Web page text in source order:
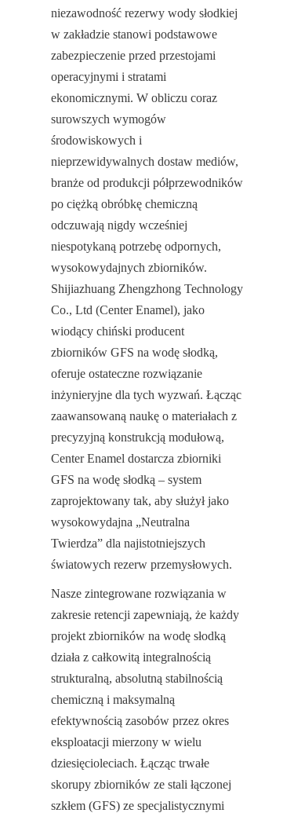
niezawodność rezerwy wody słodkiej
w zakładzie stanowi podstawowe
zabezpieczenie przed przestojami
operacyjnymi i stratami
ekonomicznymi. W obliczu coraz
surowszych wymogów
środowiskowych i
nieprzewidywalnych dostaw mediów,
branże od produkcji półprzewodników
po ciężką obróbkę chemiczną
odczuwają nigdy wcześniej
niespotykaną potrzebę odpornych,
wysokowydajnych zbiorników.
Shijiazhuang Zhengzhong Technology
Co., Ltd (Center Enamel), jako
wiodący chiński producent
zbiorników GFS na wodę słodką,
oferuje ostateczne rozwiązanie
inżynieryjne dla tych wyzwań. Łącząc
zaawansowaną naukę o materiałach z
precyzyjną konstrukcją modułową,
Center Enamel dostarcza zbiorniki
GFS na wodę słodką – system
zaprojektowany tak, aby służył jako
wysokowydajna „Neutralna
Twierdza” dla najistotniejszych
światowych rezerw przemysłowych.
Nasze zintegrowane rozwiązania w
zakresie retencji zapewniają, że każdy
projekt zbiorników na wodę słodką
działa z całkowitą integralnością
strukturalną, absolutną stabilnością
chemiczną i maksymalną
efektywnością zasobów przez okres
eksploatacji mierzony w wielu
dziesięcioleciach. Łącząc trwałe
skorupy zbiorników ze stali łączonej
szkłem (GFS) ze specjalistycznymi